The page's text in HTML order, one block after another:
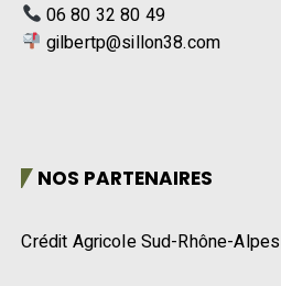
06 80 32 80 49
gilbertp@sillon38.com
NOS PARTENAIRES
Crédit Agricole Sud-Rhône-Alpes